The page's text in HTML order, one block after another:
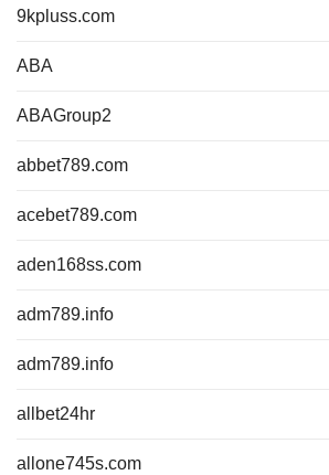
9kpluss.com
ABA
ABAGroup2
abbet789.com
acebet789.com
aden168ss.com
adm789.info
adm789.info
allbet24hr
allone745s.com